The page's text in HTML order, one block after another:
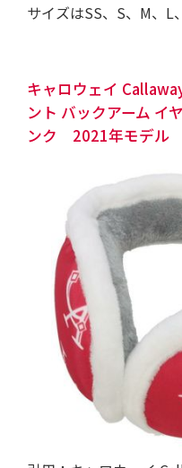
サイズはSS、S、M、L
キャロウェイ
ント バックアーム イ
ンク 2021年モデル